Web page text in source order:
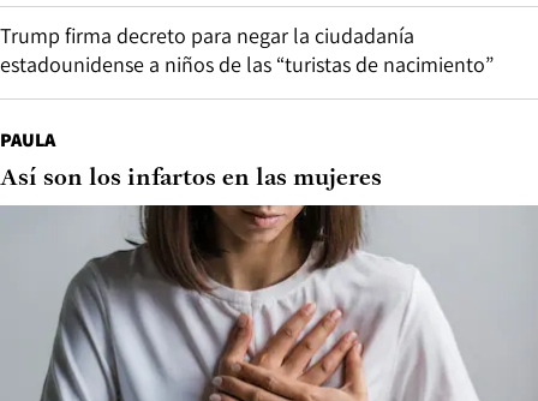
Trump firma decreto para negar la ciudadanía
estadounidense a niños de las “turistas de nacimiento”
PAULA
Así son los infartos en las mujeres